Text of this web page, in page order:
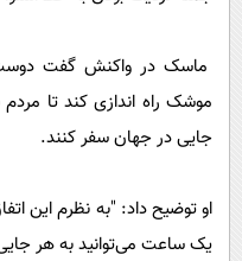
ماسک در واکنش گفت دوست
جایی در جهان سفر کنند.
او توضیح داد:‌ "به نظرم این
یک ساعت می‌توانید به هر